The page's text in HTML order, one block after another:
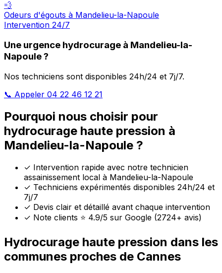
💨
Odeurs d'égouts à Mandelieu-la-Napoule
Intervention 24/7
Une urgence hydrocurage à Mandelieu-la-
Napoule ?
Nos techniciens sont disponibles 24h/24 et 7j/7.
📞 Appeler 04 22 46 12 21
Pourquoi nous choisir pour
hydrocurage haute pression à
Mandelieu-la-Napoule ?
✓ Intervention rapide avec notre technicien
assainissement local à Mandelieu-la-Napoule
✓ Techniciens expérimentés disponibles 24h/24 et
7j/7
✓ Devis clair et détaillé avant chaque intervention
✓ Note clients ⭐ 4.9/5 sur Google (2724+ avis)
Hydrocurage haute pression dans les
communes proches de Cannes